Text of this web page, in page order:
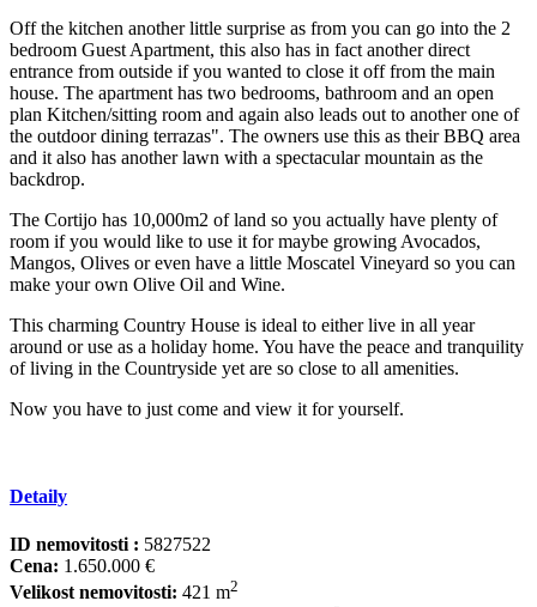
Off the kitchen another little surprise as from you can go into the 2
bedroom Guest Apartment, this also has in fact another direct
entrance from outside if you wanted to close it off from the main
house. The apartment has two bedrooms, bathroom and an open
plan Kitchen/sitting room and again also leads out to another one of
the outdoor dining terrazas". The owners use this as their BBQ area
and it also has another lawn with a spectacular mountain as the
backdrop.
The Cortijo has 10,000m2 of land so you actually have plenty of
room if you would like to use it for maybe growing Avocados,
Mangos, Olives or even have a little Moscatel Vineyard so you can
make your own Olive Oil and Wine.
This charming Country House is ideal to either live in all year
around or use as a holiday ‌home. ‌You ‌have ‌the ‌peace and ‌tranquility
‌of living ‌in the ‌Countryside yet are ‌so ‌close ‌to all amenities.
Now ‌you ‌have to just ‌come ‌and ‌view ‌it ‌for ‌yourself.
Detaily
ID nemovitosti : 5827522
Cena: 1.650.000 €
Velikost nemovitosti: 421 m2